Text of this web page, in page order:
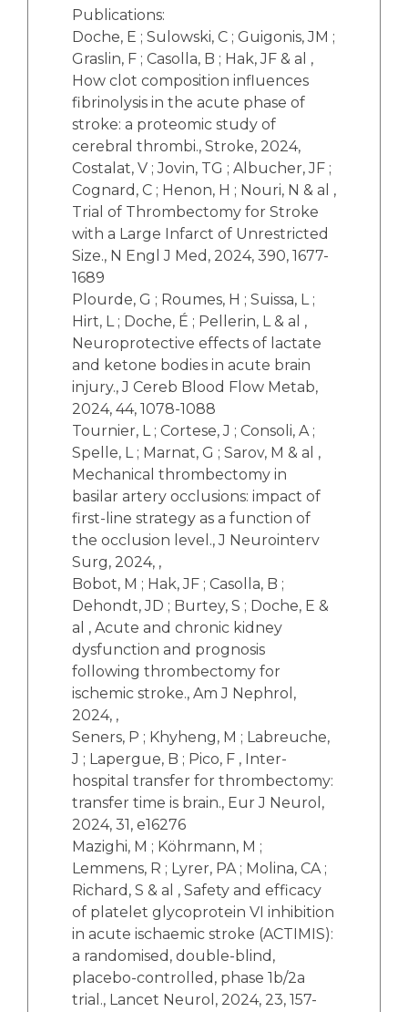
Publications:
Doche, E ; Sulowski, C ; Guigonis, JM ;
Graslin, F ; Casolla, B ; Hak, JF & al ,
How clot composition influences
fibrinolysis in the acute phase of
stroke: a proteomic study of
cerebral thrombi., Stroke, 2024,
Costalat, V ; Jovin, TG ; Albucher, JF ;
Cognard, C ; Henon, H ; Nouri, N & al ,
Trial of Thrombectomy for Stroke
with a Large Infarct of Unrestricted
Size., N Engl J Med, 2024, 390, 1677-
1689
Plourde, G ; Roumes, H ; Suissa, L ;
Hirt, L ; Doche, É ; Pellerin, L & al ,
Neuroprotective effects of lactate
and ketone bodies in acute brain
injury., J Cereb Blood Flow Metab,
2024, 44, 1078-1088
Tournier, L ; Cortese, J ; Consoli, A ;
Spelle, L ; Marnat, G ; Sarov, M & al ,
Mechanical thrombectomy in
basilar artery occlusions: impact of
first-line strategy as a function of
the occlusion level., J Neurointerv
Surg, 2024, ,
Bobot, M ; Hak, JF ; Casolla, B ;
Dehondt, JD ; Burtey, S ; Doche, E &
al , Acute and chronic kidney
dysfunction and prognosis
following thrombectomy for
ischemic stroke., Am J Nephrol,
2024, ,
Seners, P ; Khyheng, M ; Labreuche,
J ; Lapergue, B ; Pico, F , Inter-
hospital transfer for thrombectomy:
transfer time is brain., Eur J Neurol,
2024, 31, e16276
Mazighi, M ; Köhrmann, M ;
Lemmens, R ; Lyrer, PA ; Molina, CA ;
Richard, S & al , Safety and efficacy
of platelet glycoprotein VI inhibition
in acute ischaemic stroke (ACTIMIS):
a randomised, double-blind,
placebo-controlled, phase 1b/2a
trial., Lancet Neurol, 2024, 23, 157-